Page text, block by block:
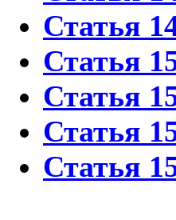
Статья
Статья
Статья
Статья
Статья